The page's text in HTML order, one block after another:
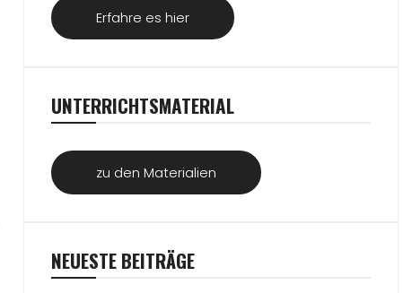
Erfahre es hier
UNTERRICHTSMATERIAL
zu den Materialien
NEUESTE BEITRÄGE